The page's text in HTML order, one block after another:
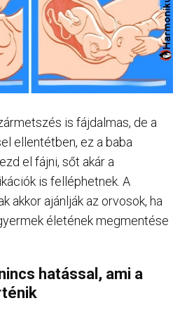
is fájdalmas, de a
ellentétben, ez a baba
el fájni, sőt akár a
is felléphetnek. A
akkor ajánlják az orvosok, ha
életének megmentése
hatással, ami a